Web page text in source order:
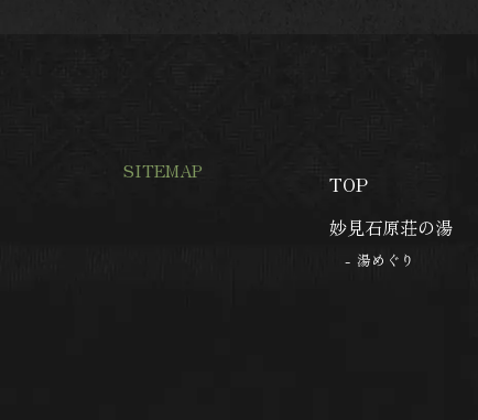
SITEMAP
TOP
妙見石原荘の湯
湯めぐり